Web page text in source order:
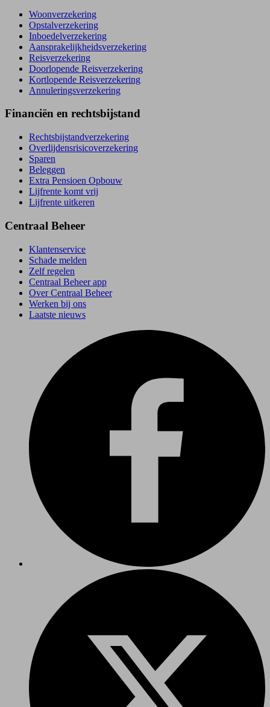
Woonverzekering
Opstal­verzekering
Inboedel­verzekering
Aansprakelijkheids­verzekering
Reisverzekering
Doorlopende Reisverzekering
Kortlopende Reisverzekering
Annuleringsverzekering
Financiën en rechtsbijstand
Rechtsbijstand­verzekering
Overlijdensrisico­verzekering
Sparen
Beleggen
Extra Pensioen Opbouw
Lijfrente komt vrij
Lijfrente uitkeren
Centraal Beheer
Klantenservice
Schade melden
Zelf regelen
Centraal Beheer app
Over Centraal Beheer
Werken bij ons
Laatste nieuws